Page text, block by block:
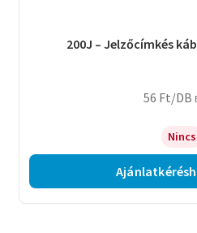
200J – Jelzőcímkés
56 Ft/DB
Nincs